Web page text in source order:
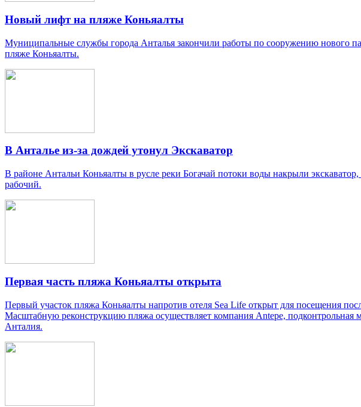
Новый лифт на пляже Коньяалты
Муниципальные службы города Анталья закончили работы по сооружению нового
пляже Коньяалты.
В Анталье из-за дождей утонул Экскаватор
В районе Антальи Коньяалты в русле реки Богачай потоки воды накрыли экскаватор,
рабочий.
Первая часть пляжа Коньяалты открыта
Первый участок пляжа Коньяалты напротив отеля Sea Life открыт для посещения
Масштабную реконструкцию пляжа осуществляет компания Antepe, подконтрольная
Анталия.